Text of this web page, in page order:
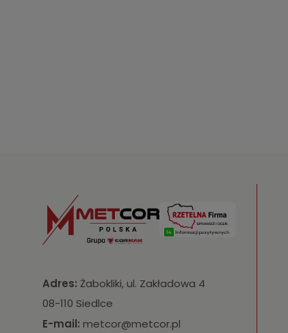
Adres: Żabokliki, ul. Zakładowa 4
08-110 Siedlce
E-mail: metcor@metcor.pl